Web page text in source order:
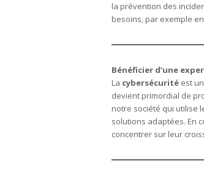
la prévention des
besoins, par exemple
Bénéficier d’une
La cybersécurité est
devient primordial de
notre société qui utilise
solutions adaptées. En
concentrer sur leur